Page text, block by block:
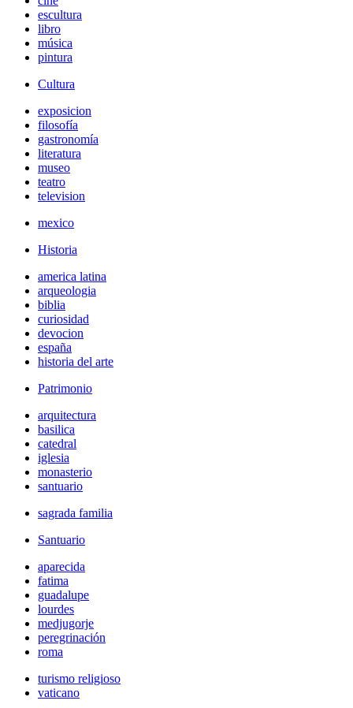
escultura
libro
música
pintura
Cultura
exposicion
filosofía
gastronomía
literatura
museo
teatro
television
mexico
Historia
america latina
arqueologia
biblia
curiosidad
devocion
españa
historia del arte
Patrimonio
arquitectura
basilica
catedral
iglesia
monasterio
santuario
sagrada familia
Santuario
aparecida
fatima
guadalupe
lourdes
medjugorje
peregrinación
roma
turismo religioso
vaticano